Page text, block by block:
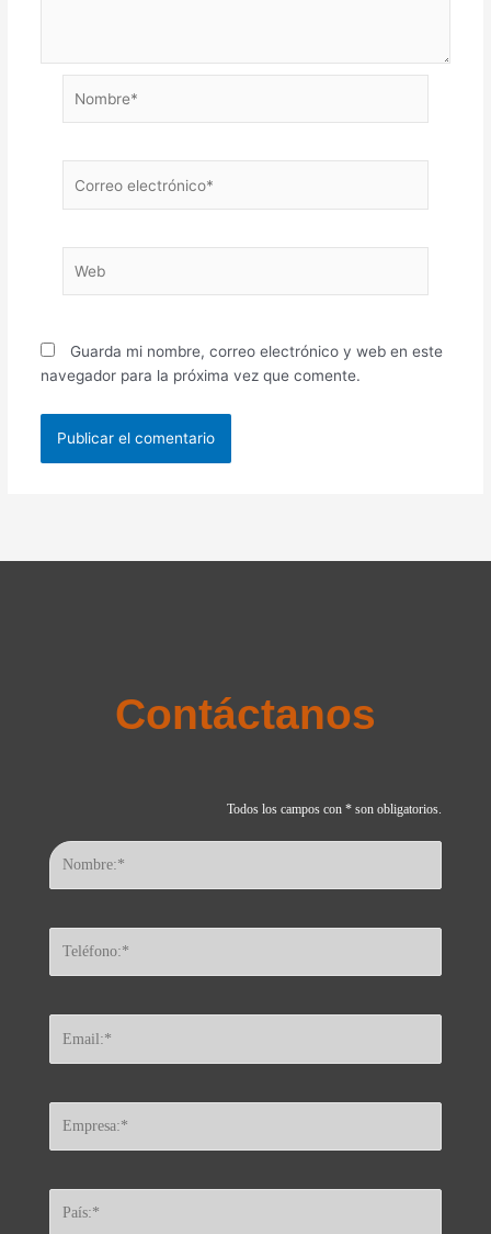
electrónico*
Guarda mi nombre, correo electrónico y web en este
navegador para la próxima vez que comente.
Contáctanos
Todos los campos con * son obligatorios.